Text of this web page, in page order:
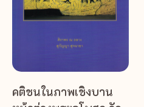
คติชนในภาพเชิงบาน